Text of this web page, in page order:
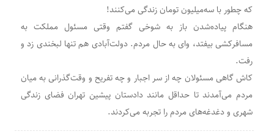
که چطور با سه‌میلیون تومان زندگی می‌کنند!
هنگام پیاده‌شدن باز به شوخی گفتم وقتی مسئول مملکت به
مسافرکشی بیفتد، وای به حال مردم. دولت‌آبادی هم تنها لبخندی زد و
رفت.
کاش گاهی مسئولان چه از سر اجبار و چه تفریح و وقت‌گذرانی به میان
مردم می‌آمدند تا حداقل مانند دادستان پیشین تهران فضای زندگی
شهری و دغدغه‌های مردم را تجربه می‌کردند.